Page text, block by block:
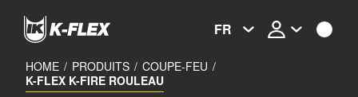
content
FR
HOME / PRODUITS / COUPE-FEU /
K-FLEX K-FIRE ROULEAU